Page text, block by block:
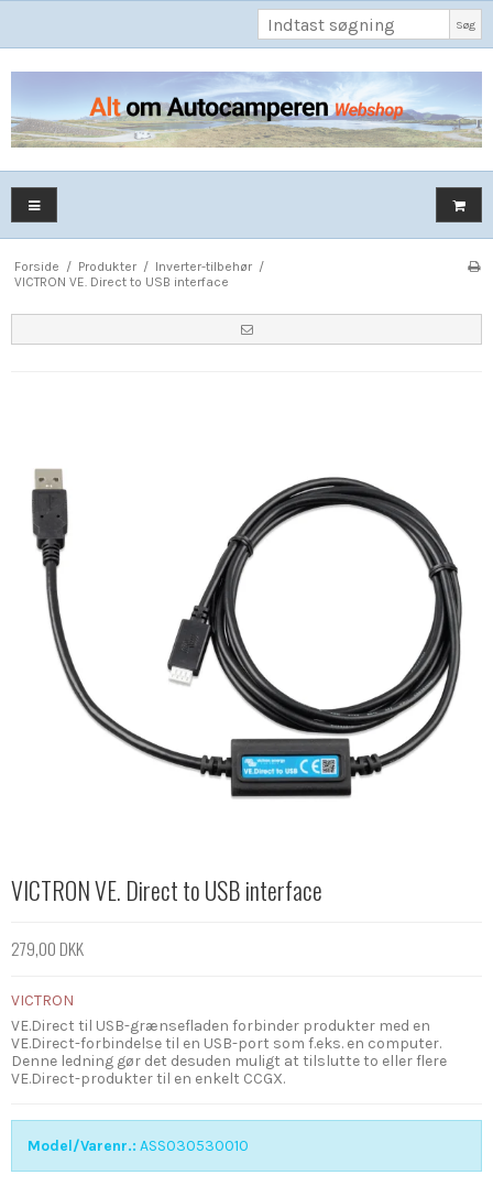
Søg
Forside / Produkter / Inverter-tilbehør /
VICTRON VE. Direct to USB interface
VICTRON VE. Direct to USB interface
279,00 DKK
VICTRON
VE.Direct til USB-grænsefladen forbinder produkter med en
VE.Direct-forbindelse til en USB-port som f.eks. en computer.
Denne ledning gør det desuden muligt at tilslutte to eller flere
VE.Direct-produkter til en enkelt CCGX.
Model/Varenr.: ASS030530010